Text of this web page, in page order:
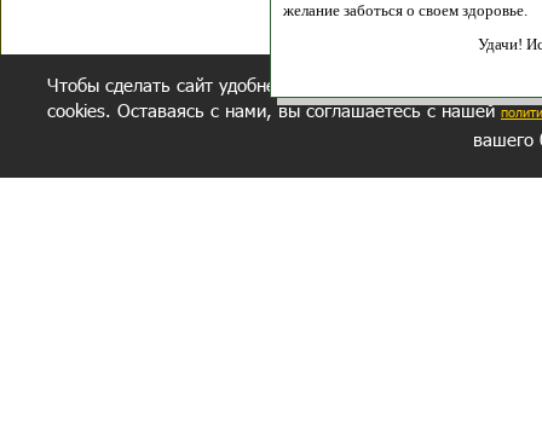
желание заботься о своем здоровье.
Удачи!
Чтобы сделать сайт удобнее, осуществляется обработка
cookies. Оставаясь с нами, вы соглашаетесь с нашей
вашего